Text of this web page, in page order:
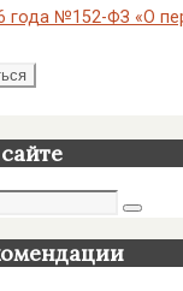
года №152-ФЗ «О
Поиск